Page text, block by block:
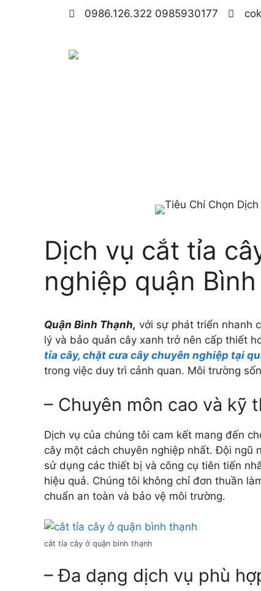
0986.126.322 0985930177
Dịch vụ cắt tỉa
nghiệp quận
Quận Bình Thạnh, với sự phát triển nhanh
lý và bảo quản cây xanh trở nên cấp thiết
tỉa cây, chặt cưa cây chuyên nghiệp tại
trong việc duy trì cảnh quan. Môi trường
– Chuyên môn cao và kỹ
Dịch vụ của chúng tôi cam kết mang đến
cây một cách chuyên nghiệp nhất. Đội ngũ
sử dụng các thiết bị và công cụ tiên tiến
hiệu quả. Chúng tôi không chỉ đơn thuần
chuẩn an toàn và bảo vệ môi trường.
cắt tỉa cây ở quận bình thạnh
– Đa dạng dịch vụ phù